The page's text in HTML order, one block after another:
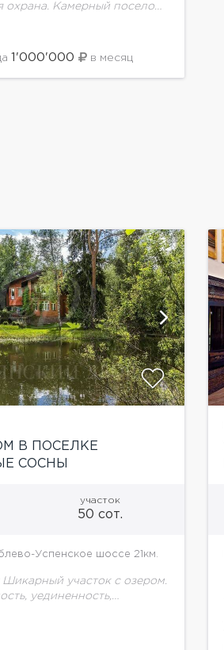
охрана. Камерный поселок.
стоящая баня на
с ландшафтом и...
1'000'000 в месяц
В ПОСЕЛКЕ
СОСНЫ
участок
50 сот.
Успенское шоссе 21км.
участок с озером.
уединенность,
как лесная зона,...
ещё 2 фотографии